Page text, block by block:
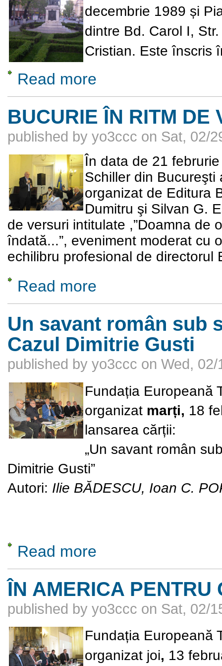
decembrie 1989 și
dintre Bd. Carol I,
Cristian. Este înscris
Read more
BUCURIE ÎN RITM DE
published by yo3ccc on Sat, 02/
În data de 21
Schiller din
organizat de Editura
Dumitru şi Silvan G.
de versuri intitulate ,”Doamna de
îndată...”, eveniment moderat cu
echilibru profesional de directorul
Read more
Un savant român sub
Cazul Dimitrie Gusti
published by yo3ccc on Wed,
Fundația Europeană
organizat marți, 18
lansarea cărții:
„Un savant român
Dimitrie Gusti”
Autori: Ilie BĂDESCU, Ioan C.
Read more
ÎN AMERICA
published by yo3ccc on Sat, 02/
Fundația Europeană
organizat joi, 13